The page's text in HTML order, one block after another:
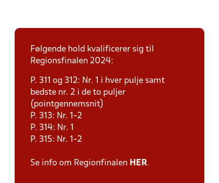
Følgende hold kvalificerer sig til
Regionsfinalen 2024:
P. 311 og 312: Nr. 1 i hver pulje samt
bedste nr. 2 i de to puljer
(pointgennemsnit)
P. 313: Nr. 1-2
P. 314: Nr. 1
P. 315: Nr. 1-2
Se info om Regionfinalen HER.